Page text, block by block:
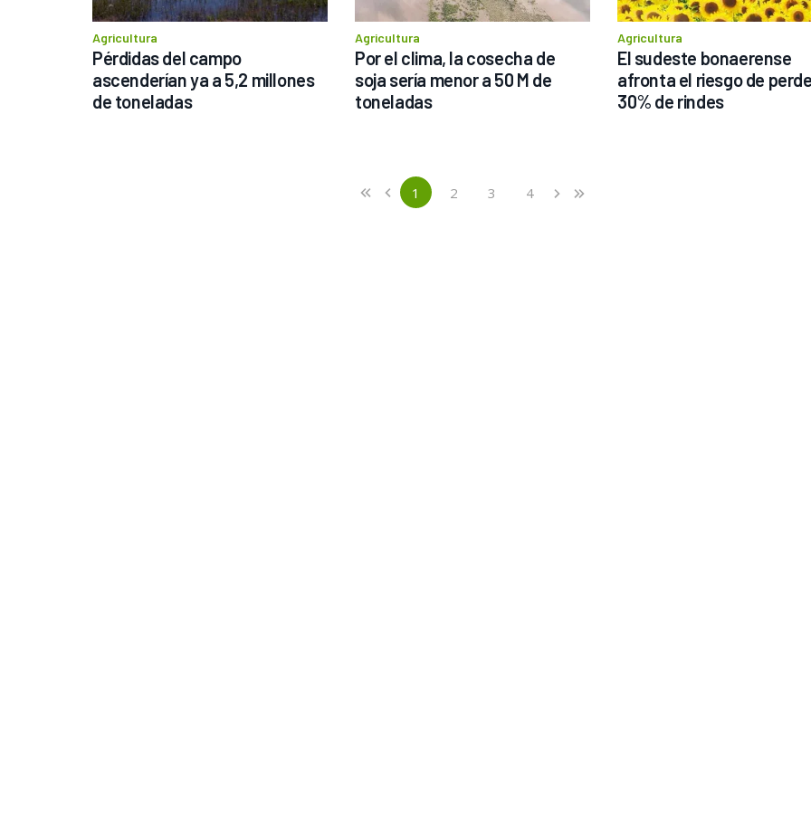
Agricultura
Pérdidas del campo
ascenderían ya a 5,2 millones
de toneladas
Agricultura
Por el clima, la cosecha de
soja sería menor a 50 M de
toneladas
Agricultura
El sudeste bonaerense
afronta el riesgo de
30% de rindes
«
First ‹
Previous 1(current)
2 3 4 ›
Next
»
Last